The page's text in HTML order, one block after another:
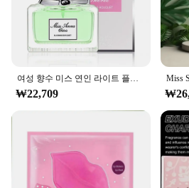
**Versatile and Fashionable**
These Miss Cat Tattoo Stickers
temporary accessory; they're a
The unique designs of these
expressing your personality
you're attending a festival, a
add a playful element to your
stickers are versatile enough to
The set of 20 stickers provides
and match, ensuring you
trendy look.
여성 향수 미스 연인 라이트 플로럴 노트, 오리지널 데일리 데이트 향수, 지속되는 향수, 페로몬 라이트 향수, 50ml
₩22,709